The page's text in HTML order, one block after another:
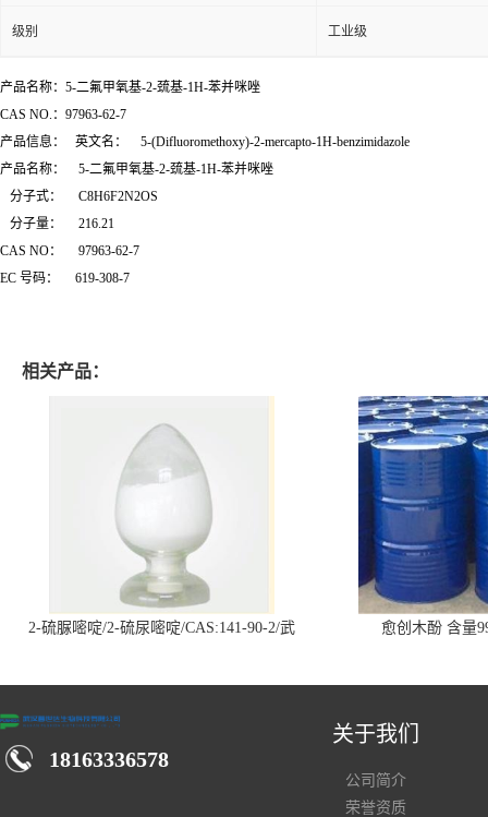
级别 工业级
产品名称：5-二氟甲氧基-2-巯基-1H-苯并咪唑
CAS NO.：97963-62-7
产品信息： 英文名： 5-(Difluoromethoxy)-2-mercapto-1H-benzimidazole
产品名称： 5-二氟甲氧基-2-巯基-1H-苯并咪唑
分子式： C8H6F2N2OS
分子量： 216.21
CAS NO： 97963-62-7
EC 号码： 619-308-7
相关产品：
2-硫脲嘧啶/2-硫尿嘧啶/CAS:141-90-2/武
愈创木酚 含量
18163336578
关于我们
公司简介
荣誉资质